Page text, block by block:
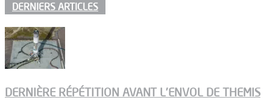
DERNIERS ARTICLES
DERNIÈRE RÉPÉTITION AVANT L’ENVOL DE THEMIS